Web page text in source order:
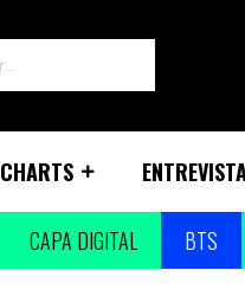
CHARTS
CAPA DIGITAL BTS